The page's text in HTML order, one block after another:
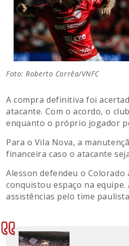
Foto: Roberto Corrêa/VNFC
A compra definitiva foi
atacante. Com o acordo, o
enquanto o próprio jogador
Para o Vila Nova, a
financeira caso o atacante
Alesson defendeu o
conquistou espaço na
assistências pelo time